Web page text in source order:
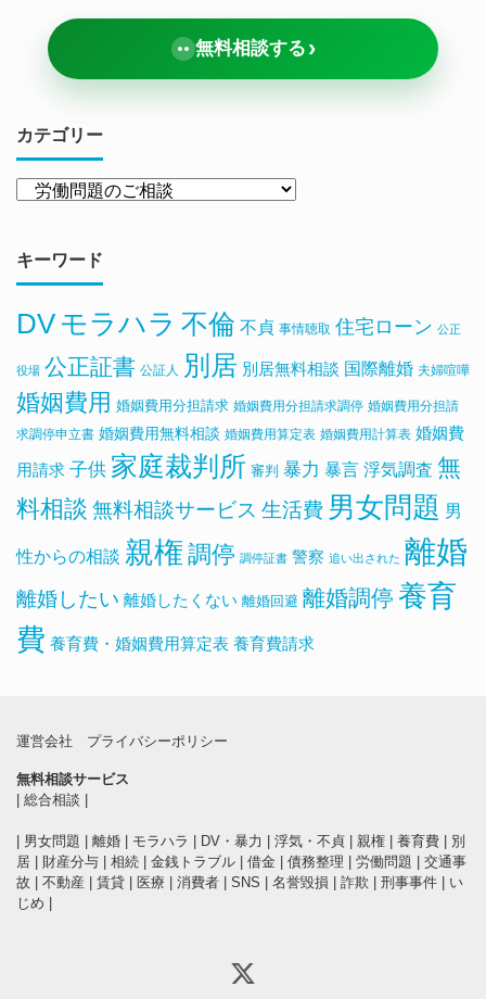
無料相談する ›
カテゴリー
キーワード
DV モラハラ 不倫 不貞 事情聴取 住宅ローン 公正
役場 公正証書 公証人 別居 別居無料相談 国際離婚 夫婦喧嘩
婚姻費用 婚姻費用分担請求 婚姻費用分担請求調停 婚姻費用分担請
求調停申立書 婚姻費用無料相談 婚姻費用算定表 婚姻費用計算表 婚姻費
用請求 子供 家庭裁判所 審判 暴力 暴言 浮気調査 無
料相談 無料相談サービス 生活費 男女問題 男
性からの相談 親権 調停 調停証書 警察 追い出された 離婚
離婚したい 離婚したくない 離婚回避 離婚調停 養育
費 養育費・婚姻費用算定表 養育費請求
運営会社 プライバシーポリシー
無料相談サービス
総合相談
男女問題 離婚 モラハラ DV・暴力 浮気・不貞 親権 養育費
別
居
財産分与 相続 金銭トラブル 借金 債務整理 労働問題
交通事
故
不動産 賃貸 医療 消費者 SNS 名誉毀損 詐欺 刑事事件
い
じめ